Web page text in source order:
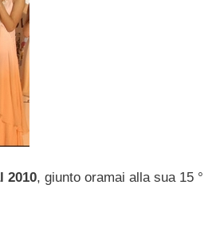
2010, giunto oramai alla sua 15 °